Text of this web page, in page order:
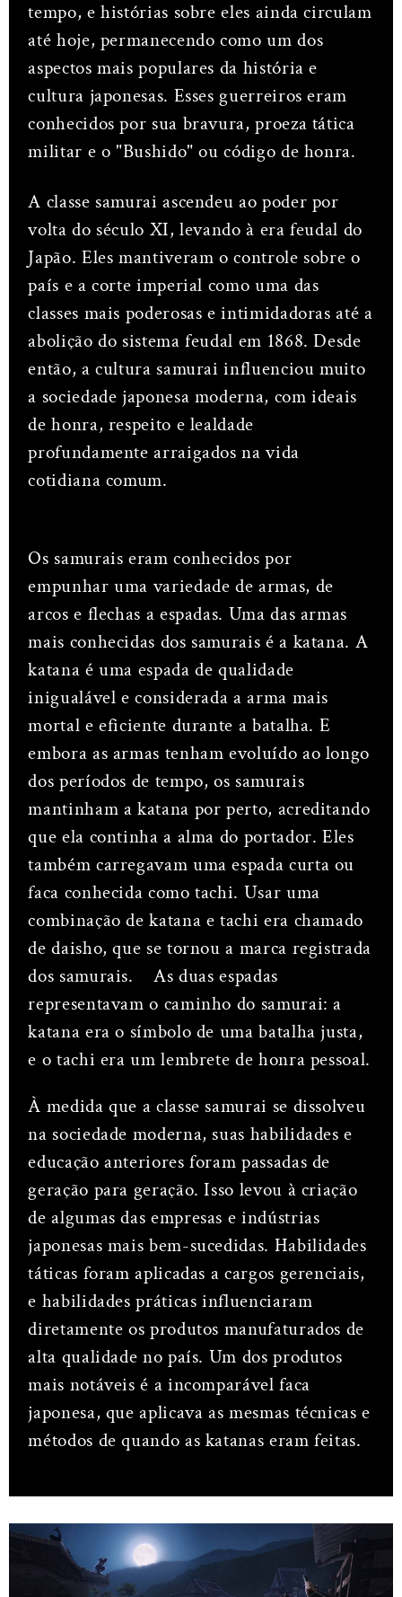
tempo, e histórias sobre eles ainda circulam
até hoje, permanecendo como um dos
aspectos mais populares da história e
cultura japonesas. Esses guerreiros eram
conhecidos por sua bravura, proeza tática
militar e o "Bushido" ou código de honra.
A classe samurai ascendeu ao poder por
volta do século XI, levando à era feudal do
Japão. Eles mantiveram o controle sobre o
país e a corte imperial como uma das
classes mais poderosas e intimidadoras até a
abolição do sistema feudal em 1868. Desde
então, a cultura samurai influenciou muito
a sociedade japonesa moderna, com ideais
de honra, respeito e lealdade
profundamente arraigados na vida
cotidiana comum.
Os samurais eram conhecidos por
empunhar uma variedade de armas, de
arcos e flechas a espadas. Uma das armas
mais conhecidas dos samurais é a katana. A
katana é uma espada de qualidade
inigualável e considerada a arma mais
mortal e eficiente durante a batalha. E
embora as armas tenham evoluído ao longo
dos períodos de tempo, os samurais
mantinham a katana por perto, acreditando
que ela continha a alma do portador. Eles
também carregavam uma espada curta ou
faca conhecida como tachi. Usar uma
combinação de katana e tachi era chamado
de daisho, que se tornou a marca registrada
dos samurais.
As duas espadas
representavam o caminho do samurai: a
katana era o símbolo de uma batalha justa,
e o tachi era um lembrete de honra pessoal.
À medida que a classe samurai se dissolveu
na sociedade moderna, suas habilidades e
educação anteriores foram passadas de
geração para geração. Isso levou à criação
de algumas das empresas e indústrias
japonesas mais bem-sucedidas. Habilidades
táticas foram aplicadas a cargos gerenciais,
e habilidades práticas influenciaram
diretamente os produtos manufaturados de
alta qualidade no país. Um dos produtos
mais notáveis é a incomparável faca
japonesa, que aplicava as mesmas técnicas e
métodos de quando as katanas eram feitas.